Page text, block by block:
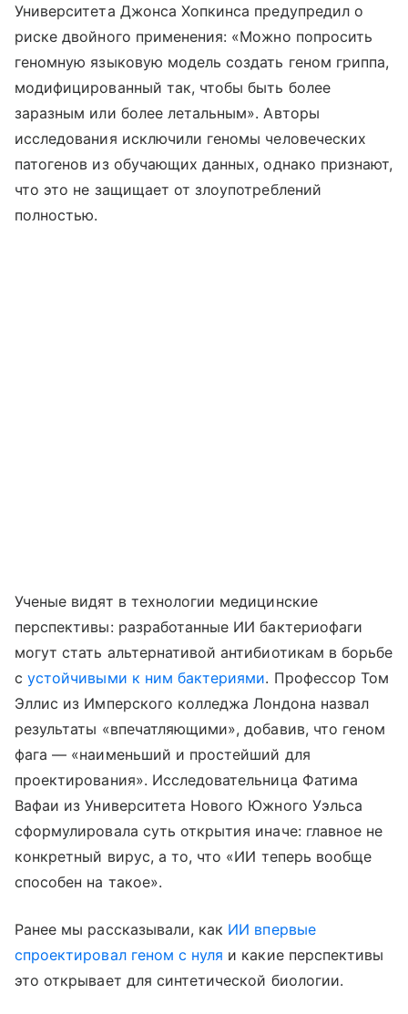
Университета Джонса Хопкинса предупредил о
риске двойного применения: «Можно попросить
геномную языковую модель создать геном гриппа,
модифицированный так, чтобы быть более
заразным или более летальным». Авторы
исследования исключили геномы человеческих
патогенов из обучающих данных, однако признают,
что это не защищает от злоупотреблений
полностью.
Ученые видят в технологии медицинские
перспективы: разработанные ИИ бактериофаги
могут стать альтернативой антибиотикам в борьбе
сустойчивыми к ним бактериями. Профессор Том
Эллис из Имперского колледжа Лондона назвал
результаты «впечатляющими», добавив, что геном
фага — «наименьший и простейший для
проектирования». Исследовательница Фатима
Вафаи из Университета Нового Южного Уэльса
сформулировала суть открытия иначе: главное не
конкретный вирус, а то, что «ИИ теперь вообще
способен на такое».
Ранее мы рассказывали, как ИИ впервые
спроектировал геном с нуля и какие перспективы
это открывает для синтетической биологии.